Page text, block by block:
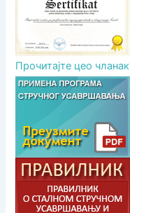
Прочитајте цео чланак